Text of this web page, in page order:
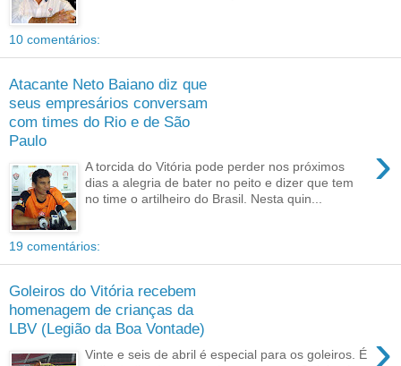
10 comentários:
Atacante Neto Baiano diz que
seus empresários conversam
com times do Rio e de São
Paulo
›
A torcida do Vitória pode perder nos próximos
dias a alegria de bater no peito e dizer que tem
no time o artilheiro do Brasil. Nesta quin...
19 comentários:
Goleiros do Vitória recebem
homenagem de crianças da
LBV (Legião da Boa Vontade)
›
Vinte e seis de abril é especial para os goleiros. É